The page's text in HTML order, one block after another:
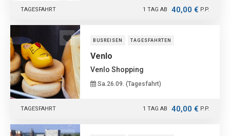
1 TAG AB 40,00 € P.P.
TAGESFAHRT
BUSREISEN TAGESFAHRTEN
Venlo
Venlo Shopping
Sa.26.09. (Tagesfahrt)
1 TAG AB 40,00 € P.P.
TAGESFAHRT